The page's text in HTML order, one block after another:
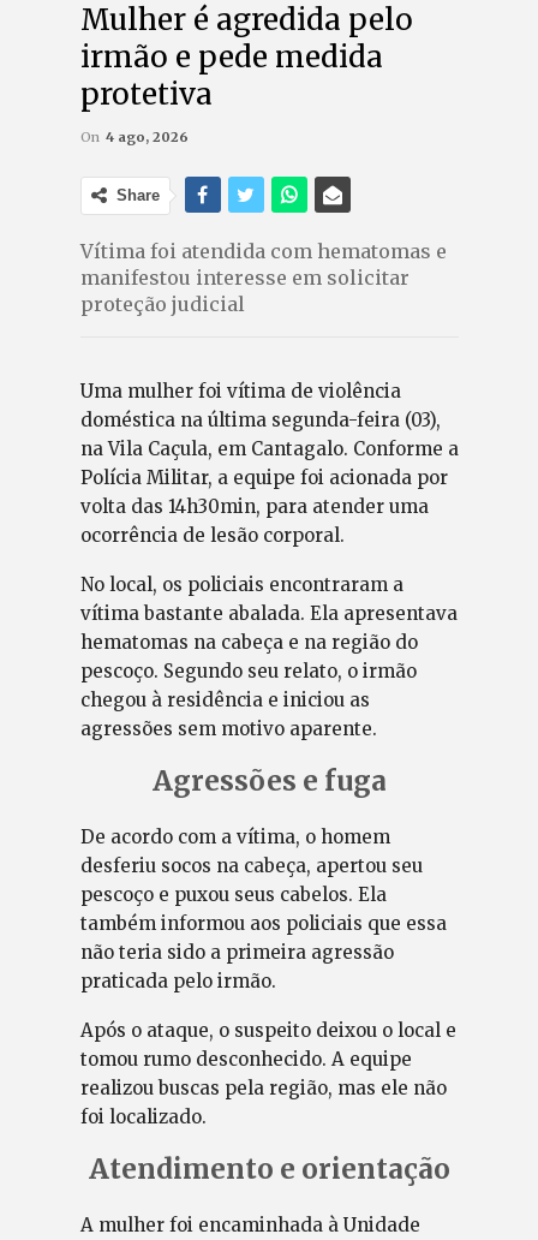
Mulher é agredida pelo
irmão e pede medida
protetiva
On 4 ago, 2026
Share
Vítima foi atendida com hematomas e
manifestou interesse em solicitar
proteção judicial
Uma mulher foi vítima de violência
doméstica na última segunda-feira (03),
na Vila Caçula, em Cantagalo. Conforme a
Polícia Militar, a equipe foi acionada por
volta das 14h30min, para atender uma
ocorrência de lesão corporal.
No local, os policiais encontraram a
vítima bastante abalada. Ela apresentava
hematomas na cabeça e na região do
pescoço. Segundo seu relato, o irmão
chegou à residência e iniciou as
agressões sem motivo aparente.
Agressões e fuga
De acordo com a vítima, o homem
desferiu socos na cabeça, apertou seu
pescoço e puxou seus cabelos. Ela
também informou aos policiais que essa
não teria sido a primeira agressão
praticada pelo irmão.
Após o ataque, o suspeito deixou o local e
tomou rumo desconhecido. A equipe
realizou buscas pela região, mas ele não
foi localizado.
Atendimento e orientação
A mulher foi encaminhada à Unidade